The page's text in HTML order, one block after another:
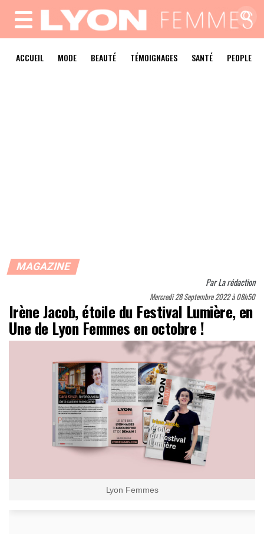
MENU
ACCUEIL MODE BEAUTÉ TÉMOIGNAGES SANTÉ PEOPLE
MAGAZINE
ParLa rédaction
Mercredi 28 Septembre 2022 à 08h50
Irène Jacob, étoile du Festival Lumière, en
Une de Lyon Femmes en octobre !
Lyon Femmes